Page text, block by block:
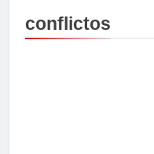
conflictos